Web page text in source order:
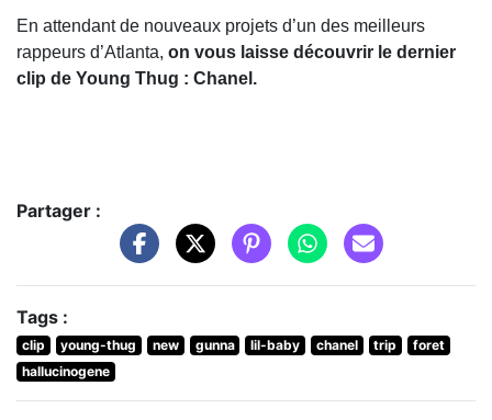
En attendant de nouveaux projets d’un des meilleurs
rappeurs d’Atlanta, on vous laisse découvrir le dernier
clip de Young Thug : Chanel.
Partager :
Tags :
clip young-thug new gunna lil-baby chanel trip
foret
hallucinogene